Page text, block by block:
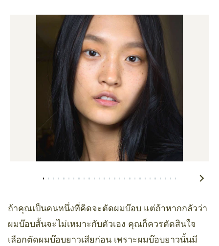
ถ้าคุณเป็นคนหนึ่งที่คิดจะตัดผมบ๊อบ แต่ถ้าหากกลัวว่า
ผมบ๊อบสั้นจะไม่เหมาะกับตัวเอง คุณก็ควรตัดสินใจ
เลือกตัดผมบ๊อบยาวเสียก่อน เพราะผมบ๊อบยาวนั้นมี